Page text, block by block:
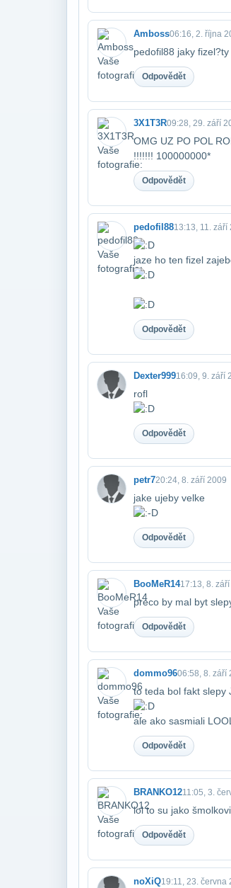
Amboss06:16, 2. října
pedofil88 jaky
Odpovědět
3X1T3R09:28, 29. září
OMG UZ PO POL
!!!!!!! 100000000*
Odpovědět
pedofil8813:13, 11. září
jaze ho ten fizel
Odpovědět
Dexter99916:09, 9. září
rofl
Odpovědět
petr720:24, 8. září 2009
jake ujeby velke
Odpovědět
BooMeR1417:13, 8.
preco by mal byt
Odpovědět
dommo9606:58, 8. září
to teda bol fakt slepy
ale ako sa​smiali
Odpovědět
BRANKO1211:05, 3.
lol to su jako
Odpovědět
noXiQ19:11, 23. června